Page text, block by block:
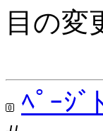
目の変
ﾍﾟｰｼﾞ